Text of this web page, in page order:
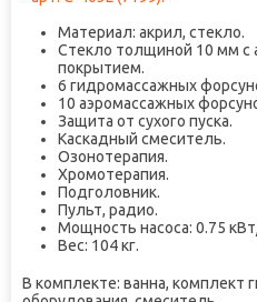
Материал: акрил, стекло.
Стекло толщиной 10 мм с
покрытием.
6 гидромассажных
10 аэромассажных
Защита от сухого пуска.
Каскадный смеситель.
Озонотерапия.
Хромотерапия.
Подголовник.
Пульт, радио.
Мощность насоса: 0.75
Вес: 104 кг.
В комплекте: ванна, комплект